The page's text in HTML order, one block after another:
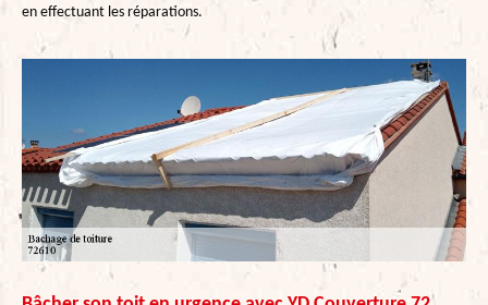
en effectuant les réparations.